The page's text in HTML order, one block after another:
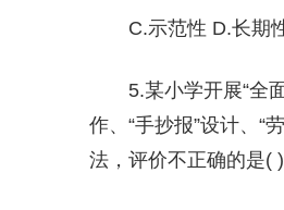
C.示范性 D.长期
5.某小学开展“全
作、“手抄报”设计、“
法，评价不正确的是( )